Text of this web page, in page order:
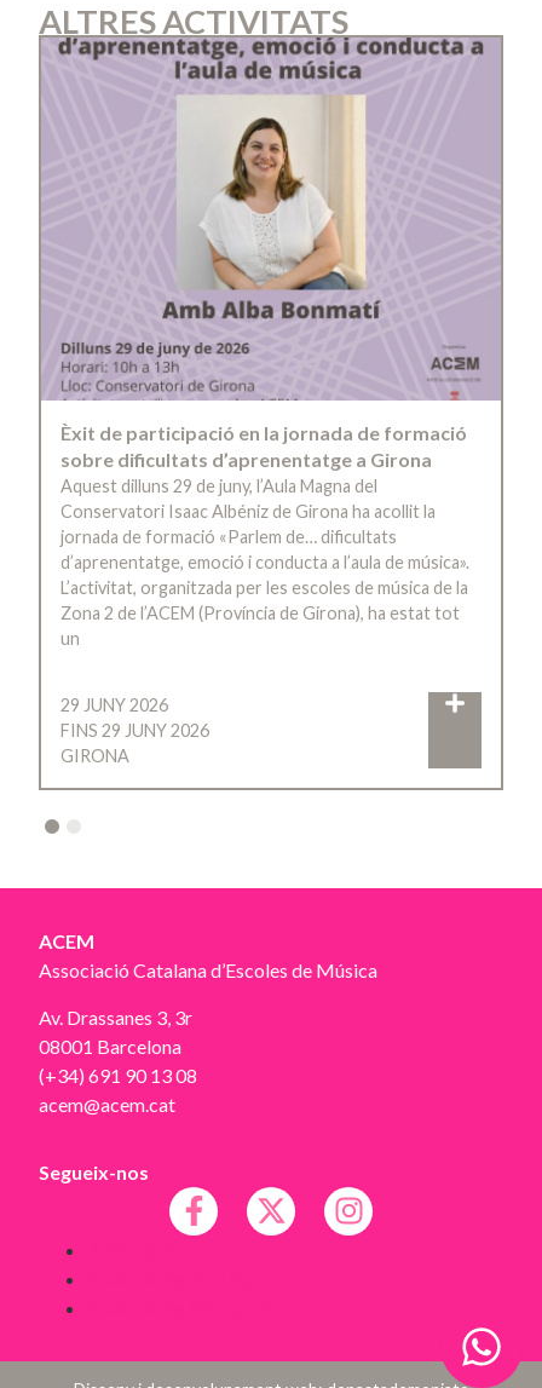
ALTRES ACTIVITATS
Èxit de participació en la jornada de formació
sobre dificultats d’aprenentatge a Girona
Aquest dilluns 29 de juny, l’Aula Magna del
Conservatori Isaac Albéniz de Girona ha acollit la
jornada de formació «Parlem de… dificultats
d’aprenentatge, emoció i conducta a l’aula de música».
L’activitat, organitzada per les escoles de música de la
Zona 2 de l’ACEM (Província de Girona), ha estat tot
un
29 JUNY 2026
FINS 29 JUNY 2026
GIRONA
ACEM
Associació Catalana d’Escoles de Música
Av. Drassanes 3, 3r
08001 Barcelona
(+34) 691 90 13 08
acem@acem.cat
Segueix-nos